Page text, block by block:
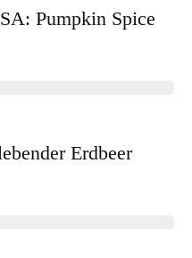
Pumpkin Spice
Erdbeer